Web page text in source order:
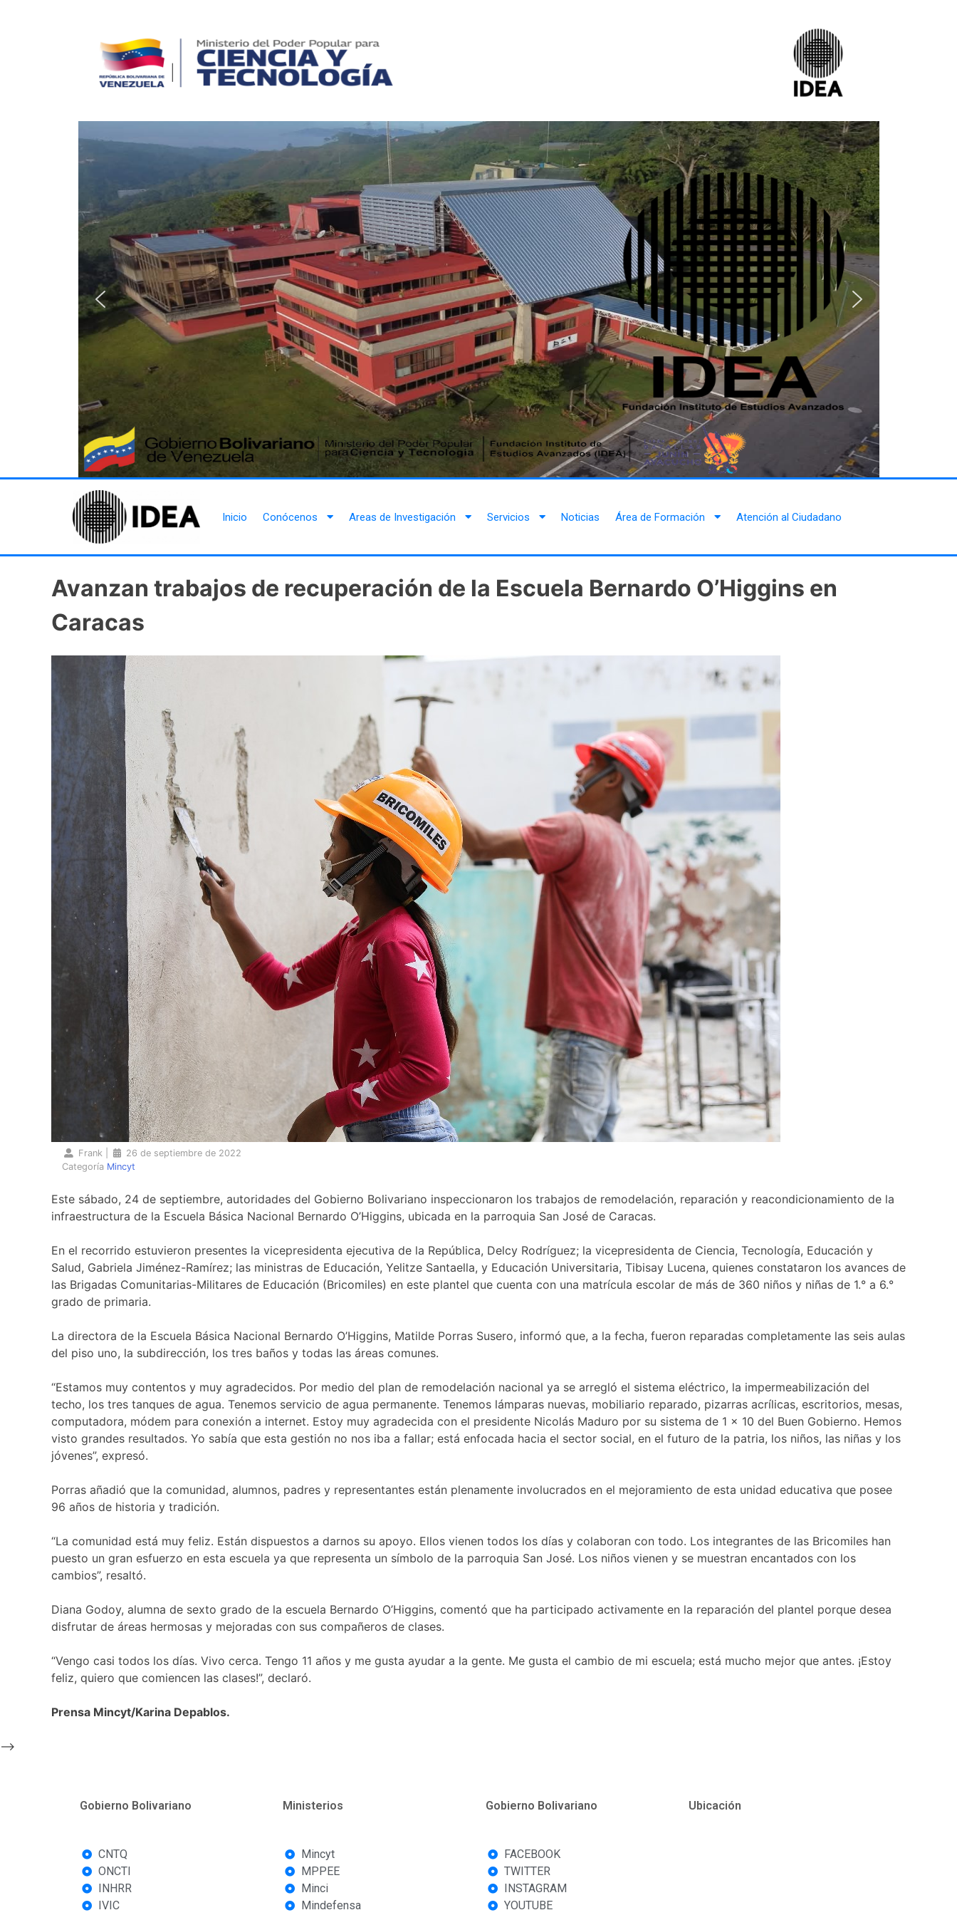
Inicio Conócenos Areas de Investigación Servicios Noticias Área de Formación Atención al Ciudadano
Avanzan trabajos de recuperación de la Escuela Bernardo O’Higgins en
Caracas
Frank
26 de septiembre de 2022
Categoría Mincyt
Este sábado, 24 de septiembre, autoridades del Gobierno Bolivariano inspeccionaron los trabajos de remodelación, reparación y reacondicionamiento de la
infraestructura de la Escuela Básica Nacional Bernardo O’Higgins, ubicada en la parroquia San José de Caracas.
En el recorrido estuvieron presentes la vicepresidenta ejecutiva de la República, Delcy Rodríguez; la vicepresidenta de Ciencia, Tecnología, Educación y
Salud, Gabriela Jiménez-Ramírez; las ministras de Educación, Yelitze Santaella, y Educación Universitaria, Tibisay Lucena, quienes constataron los avances de
las Brigadas Comunitarias-Militares de Educación (Bricomiles) en este plantel que cuenta con una matrícula escolar de más de 360 niños y niñas de 1.° a 6.°
grado de primaria.
La directora de la Escuela Básica Nacional Bernardo O’Higgins, Matilde Porras Susero, informó que, a la fecha, fueron reparadas completamente las seis aulas
del piso uno, la subdirección, los tres baños y todas las áreas comunes.
“Estamos muy contentos y muy agradecidos. Por medio del plan de remodelación nacional ya se arregló el sistema eléctrico, la impermeabilización del
techo, los tres tanques de agua. Tenemos servicio de agua permanente. Tenemos lámparas nuevas, mobiliario reparado, pizarras acrílicas, escritorios, mesas,
computadora, módem para conexión a internet. Estoy muy agradecida con el presidente Nicolás Maduro por su sistema de 1 × 10 del Buen Gobierno. Hemos
visto grandes resultados. Yo sabía que esta gestión no nos iba a fallar; está enfocada hacia el sector social, en el futuro de la patria, los niños, las niñas y los
jóvenes”, expresó.
Porras añadió que la comunidad, alumnos, padres y representantes están plenamente involucrados en el mejoramiento de esta unidad educativa que posee
96 años de historia y tradición.
“La comunidad está muy feliz. Están dispuestos a darnos su apoyo. Ellos vienen todos los días y colaboran con todo. Los integrantes de las Bricomiles han
puesto un gran esfuerzo en esta escuela ya que representa un símbolo de la parroquia San José. Los niños vienen y se muestran encantados con los
cambios”, resaltó.
Diana Godoy, alumna de sexto grado de la escuela Bernardo O’Higgins, comentó que ha participado activamente en la reparación del plantel porque desea
disfrutar de áreas hermosas y mejoradas con sus compañeros de clases.
“Vengo casi todos los días. Vivo cerca. Tengo 11 años y me gusta ayudar a la gente. Me gusta el cambio de mi escuela; está mucho mejor que antes. ¡Estoy
feliz, quiero que comiencen las clases!”, declaró.
Prensa Mincyt/Karina Depablos.
-->
Gobierno Bolivariano
CNTQ
ONCTI
INHRR
IVIC
Ministerios
Mincyt
MPPEE
Minci
Mindefensa
Gobierno Bolivariano
FACEBOOK
TWITTER
INSTAGRAM
YOUTUBE
Ubicación